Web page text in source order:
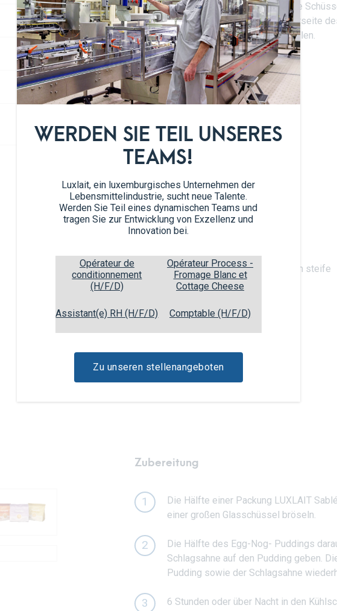
WERDEN SIE TEIL UNSERES
TEAMS!
Luxlait, ein luxemburgisches Unternehmen der
Lebensmittelindustrie, sucht neue Talente.
Werden Sie Teil eines dynamischen Teams und
tragen Sie zur Entwicklung von Exzellenz und
Innovation bei.
Opérateur de
conditionnement
(H/F/D)
Opérateur Process -
Fromage Blanc et
Cottage Cheese
Assistant(e) RH (H/F/D) Comptable (H/F/D)
Zu unseren stellenangeboten
3
Den Pudding in eine mittelgroße
abdecken, so dass sie die Oberseite
Stunden in den Kühlschrank stellen.
1
Die Schlagsahne mit dem Zucker schlagen, bis sich steife
Spitzen bilden.
Zubereitung
1
Die Hälfte einer Packung LUXLAIT
einer großen Glasschüssel bröseln.
2
Die Hälfte des Egg-Nog- Puddings
Schlagsahne auf den Pudding geben.
Pudding sowie der Schlagsahne
3
6 Stunden oder über Nacht in den